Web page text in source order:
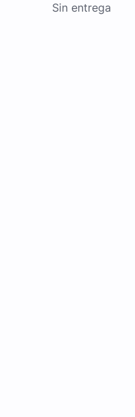
Sin entrega